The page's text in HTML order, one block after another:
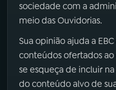
sociedade com a
meio das Ouvidorias.
Sua opinião ajuda a
conteúdos ofertados ao
se esqueça de incluir
do conteúdo alvo de